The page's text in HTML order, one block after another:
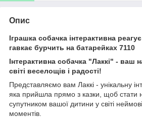
Опис
Іграшка собачка інтерактивна
гавкає бурчить на батарейках 7110
Інтерактивна собачка "Лаккі" - ваш
світі веселощів і радості!
Представляємо вам Лаккі - унікальну
яка прийшла прямо з казки, щоб стати
супутником вашої дитини у світі
моментів.